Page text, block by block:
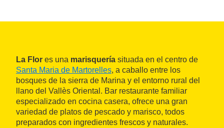
La Flor es una marisquería situada en el centro de
Santa Maria de Martorelles, a caballo entre los
bosques de la sierra de Marina y el entorno rural del
llano del Vallès Oriental. Bar restaurante familiar
especializado en cocina casera, ofrece una gran
variedad de platos de pescado y marisco, todos
preparados con ingredientes frescos y naturales.